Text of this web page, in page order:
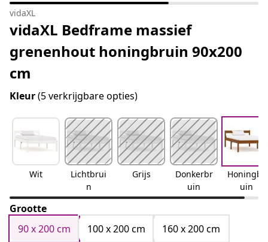
vidaXL
vidaXL Bedframe massief
grenenhout honingbruin 90x200
cm
Kleur(5 verkrijgbare opties)
Wit
Lichtbrui
n
Grijs
Donkerbr
uin
Honingbr
uin
Grootte
90 x 200 cm
100 x 200 cm 160 x 200 cm